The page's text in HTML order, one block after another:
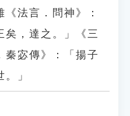
法言．問神》：
矣，達之。」《三
秦宓傳》：「揚子
」